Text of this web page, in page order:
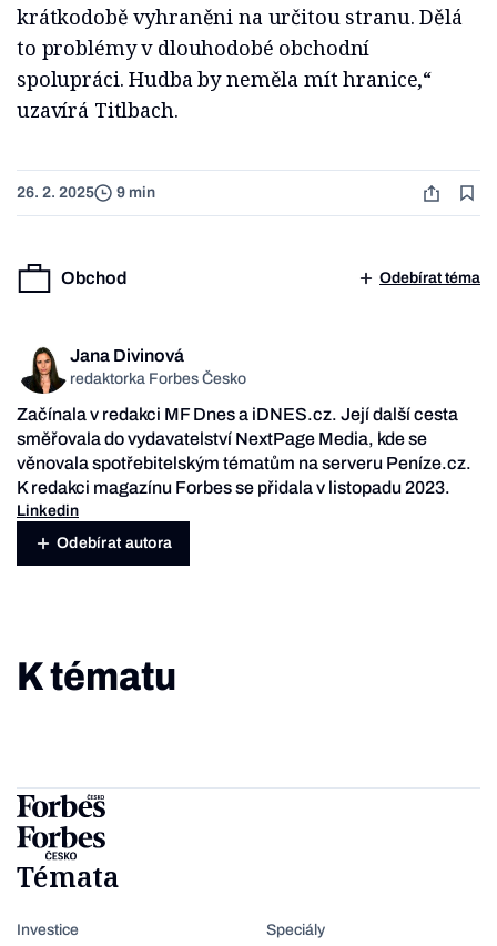
krátkodobě vyhraněni na určitou stranu. Dělá
to problémy v dlouhodobé obchodní
spolupráci. Hudba by neměla mít hranice,“
uzavírá Titlbach.
26. 2. 2025 9 min
Obchod Odebírat téma
Jana Divinová
redaktorka Forbes Česko
Začínala v redakci MF Dnes a iDNES.cz. Její další cesta
směřovala do vydavatelství NextPage Media, kde se
věnovala spotřebitelským tématům na serveru Peníze.cz.
K redakci magazínu Forbes se přidala v listopadu 2023.
Linkedin
Odebírat autora
K tématu
Témata
Investice
Speciály